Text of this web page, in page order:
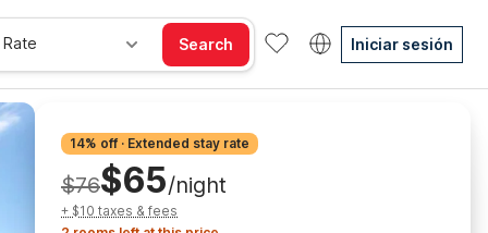
Search Iniciar sesión
14% off · Extended stay rate
$76$65/night
+ $10 taxes & fees